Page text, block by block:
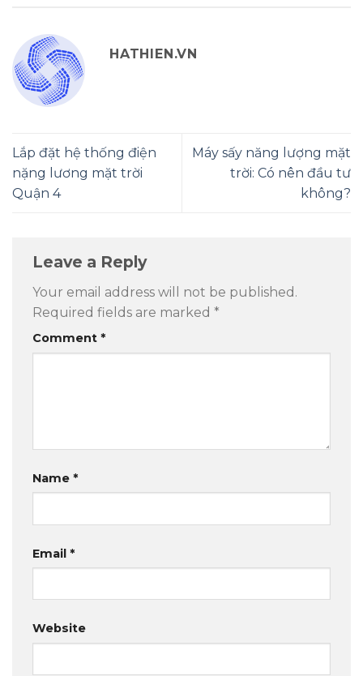
HATHIEN.VN
Lắp đặt hệ thống điện
nặng lương mặt trời
Quận 4
Máy sấy năng lượng mặt
trời: Có nên đầu tư
không?
Leave a Reply
Your email address will not be published.
Required fields are marked *
Comment *
Name *
Email *
Website